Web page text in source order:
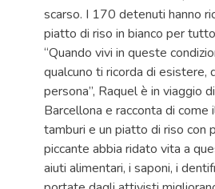
scarso. I 170 detenuti hanno
piatto di riso in bianco per
“Quando vivi in queste
qualcuno ti ricorda di esistere,
persona”, Raquel è in viaggio
Barcellona e racconta di come
tamburi e un piatto di riso con
piccante abbia ridato vita a
aiuti alimentari, i saponi, i